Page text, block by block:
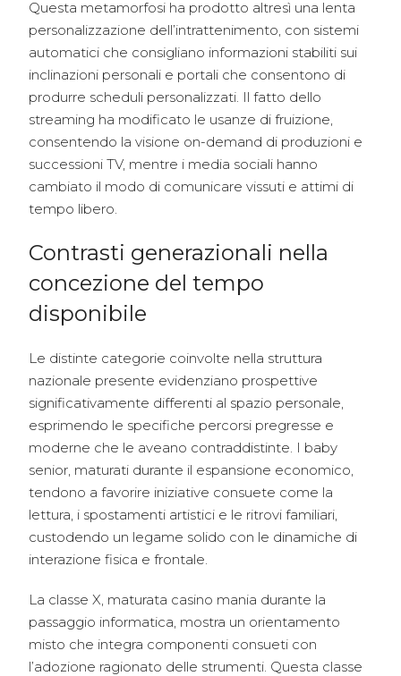
Questa metamorfosi ha prodotto altresì una lenta
personalizzazione dell’intrattenimento, con sistemi
automatici che consigliano informazioni stabiliti sui
inclinazioni personali e portali che consentono di
produrre scheduli personalizzati. Il fatto dello
streaming ha modificato le usanze di fruizione,
consentendo la visione on-demand di produzioni e
successioni TV, mentre i media sociali hanno
cambiato il modo di comunicare vissuti e attimi di
tempo libero.
Contrasti generazionali nella
concezione del tempo
disponibile
Le distinte categorie coinvolte nella struttura
nazionale presente evidenziano prospettive
significativamente differenti al spazio personale,
esprimendo le specifiche percorsi pregresse e
moderne che le aveano contraddistinte. I baby
senior, maturati durante il espansione economico,
tendono a favorire iniziative consuete come la
lettura, i spostamenti artistici e le ritrovi familiari,
custodendo un legame solido con le dinamiche di
interazione fisica e frontale.
La classe X, maturata casino mania durante la
passaggio informatica, mostra un orientamento
misto che integra componenti consueti con
l’adozione ragionato delle strumenti. Questa classe